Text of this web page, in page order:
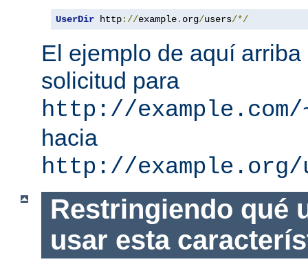
UserDir http://example. org/users/*/
El ejemplo de aquí
solicitud para
http://example.com/
hacia
http://example.org/
Restringiendo qué
usar esta